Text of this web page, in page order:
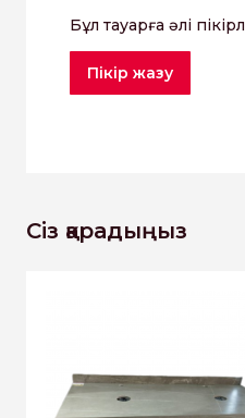
Бұл тауарға әлі
Пікір жазу
Сіз қарадыңыз